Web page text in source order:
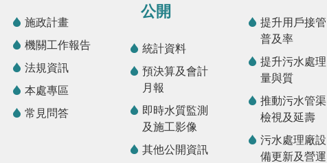
施政計畫
機關工作報告
法規資訊
本處專區
常見問答
公開
統計資料
預決算及會計
月報
即時水質監測
及施工影像
其他公開資訊
提升用戶接管
普及率
提升污水處理
量與質
推動污水管渠
檢視及延壽
污水處理廠設
備更新及營運